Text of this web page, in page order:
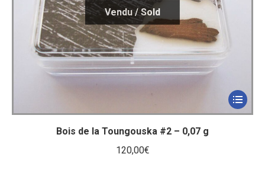
Bois de la Toungouska #2 – 0,07 g
120,00€